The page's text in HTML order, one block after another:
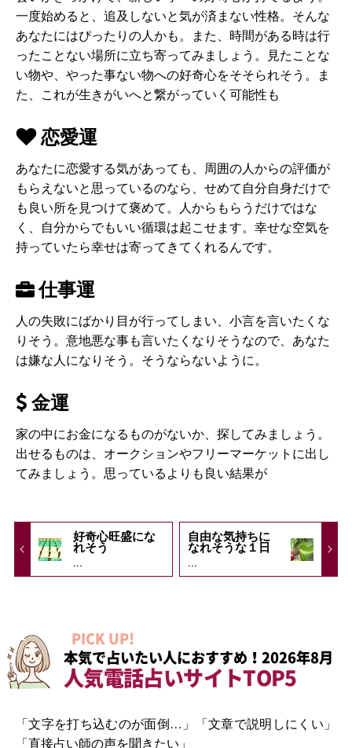
一度始めると、追及しないと気が済まない性格。そんな
あなたにはぴったりの人かも。また、時間がある時は行
ったことない場所に立ち寄ってみましょう。見たことな
い物や、やった事ない物への好奇心をそそられそう。ま
た、これが生きがいへと繋がっていく可能性も
恋愛運
あなたに恋愛する気があっても、周囲の人からの評価が
もらえないと思っているのなら、せめて自分自身だけで
も良い所を見つけて褒めて。人からもらうだけではな
く、自分からでもいい循環は起こせます。幸せな空気を
持っていたら幸せは寄ってきてくれるんです。
仕事運
人の失敗にばかり目が行ってしまい、小言を言いたくな
りそう。意地悪な事も言いたくなりそうなので、あなた
は嫌な人になりそう。そうならないように。
金運
家の中にお金になるものがないか、探してみましょう。
出せるものは、オークションやフリーマーケットに出し
てみましょう。思っているよりも良い結果が
好奇心旺盛にな
れそう
...
自由な気持ちに
なれそうな１日
...
PICK UP!
本気で占いたい人におすすめ！2026年8月
人気電話占いサイトTOP5
「文字を打ち込むのが面倒…」「文章で説明しにくい」
「直接占い師の声を聞きたい」